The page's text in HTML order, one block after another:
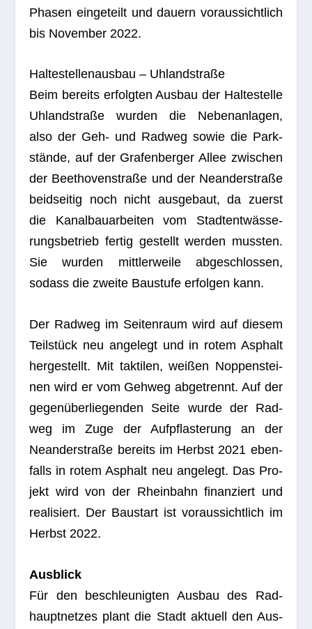
Pha­sen ein­ge­teilt und dau­ern vor­aus­sicht­lich
bis Novem­ber 2022.
Hal­te­stel­len­aus­bau – Uhlandstraße
Beim bereits erfolg­ten Aus­bau der Hal­te­stelle
Uhland­straße wur­den die Neben­an­la­gen,
also der Geh- und Rad­weg sowie die Park­
stände, auf der Gra­fen­ber­ger Allee zwi­schen
der Beet­ho­ven­straße und der Nean­der­straße
beid­sei­tig noch nicht aus­ge­baut, da zuerst
die Kanal­bau­ar­bei­ten vom Stadt­ent­wäs­se­
rungs­be­trieb fer­tig gestellt wer­den muss­ten.
Sie wur­den mitt­ler­weile abge­schlos­sen,
sodass die zweite Bau­stufe erfol­gen kann.
Der Rad­weg im Sei­ten­raum wird auf die­sem
Teil­stück neu ange­legt und in rotem Asphalt
her­ge­stellt. Mit tak­ti­len, wei­ßen Nop­pen­stei­
nen wird er vom Geh­weg abge­trennt. Auf der
gegen­über­lie­gen­den Seite wurde der Rad­
weg im Zuge der Auf­pflas­te­rung an der
Nean­der­straße bereits im Herbst 2021 eben­
falls in rotem Asphalt neu ange­legt. Das Pro­
jekt wird von der Rhein­bahn finan­ziert und
rea­li­siert. Der Bau­start ist vor­aus­sicht­lich im
Herbst 2022.
Aus­blick
Für den beschleu­nig­ten Aus­bau des Rad­
haupt­net­zes plant die Stadt aktu­ell den Aus­